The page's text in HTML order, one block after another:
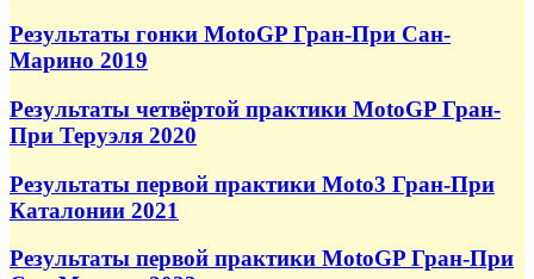
Результаты гонки MotoGP Гран-При Сан-
Марино 2019
Результаты четвёртой практики MotoGP Гран-
При Теруэля 2020
Результаты первой практики Moto3 Гран-При
Каталонии 2021
Результаты первой практики MotoGP Гран-При